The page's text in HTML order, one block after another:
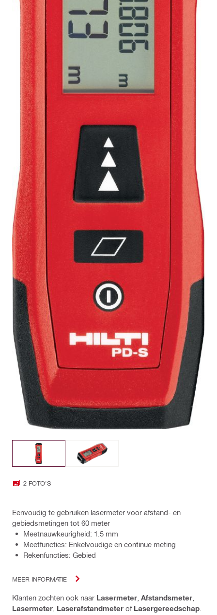
2 FOTO'S
Eenvoudig te gebruiken lasermeter voor afstand- en
gebiedsmetingen tot 60 meter
Meetnauwkeurigheid: 1.5 mm
Meetfuncties: Enkelvoudige en continue meting
Rekenfuncties: Gebied
MEER INFORMATIE
Klanten zochten ook naar Lasermeter Afstandsmeter
Lasermeter Laserafstandmeter of Lasergereedschap